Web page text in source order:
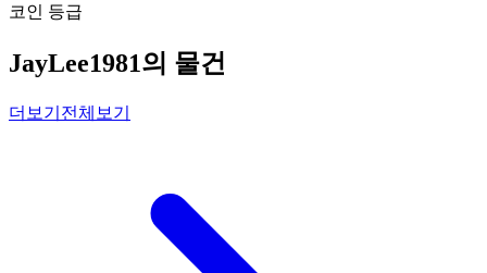
코인 등급
JayLee1981의 물건
더보기 전체보기